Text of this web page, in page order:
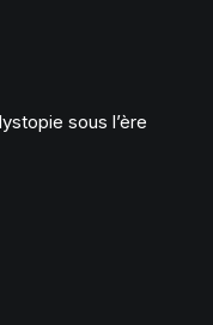
sous l’ère